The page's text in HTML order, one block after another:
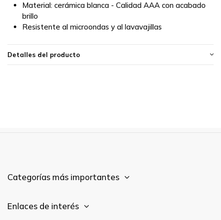
Material: cerámica blanca - Calidad AAA con acabado
brillo
Resistente al microondas y al lavavajillas
Detalles del producto
Categorías más importantes
Enlaces de interés